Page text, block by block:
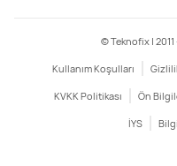
© Teknofix | 2011
Kullanım Koşulları
KVKK Politikası Ön
İYS